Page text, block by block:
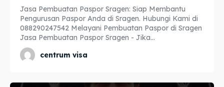
Jasa Pembuatan Paspor Sragen: Siap Membantu
Pengurusan Paspor Anda di Sragen. Hubungi Kami di
088290247542 Melayani Pembuatan Paspor di Sragen
Jasa Pembuatan Paspor Sragen - Jika...
centrum visa